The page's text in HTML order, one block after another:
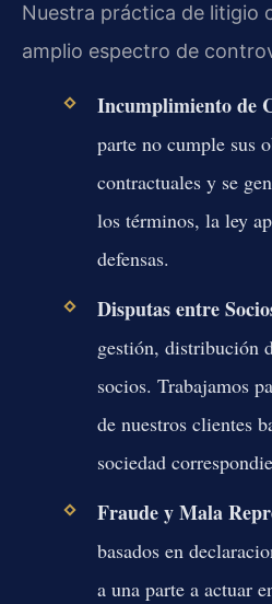
Nuestra práctica de litigio
amplio espectro de
Incumplimiento de
parte no cumple sus
contractuales y se
los términos, la ley
defensas.
Disputas entre
gestión, distribución
socios. Trabajamos
de nuestros clientes
sociedad
Fraude y Mala
basados en
a una parte a actuar